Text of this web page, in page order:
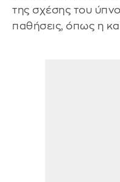
της σχέσης του
παθήσεις, όπως η